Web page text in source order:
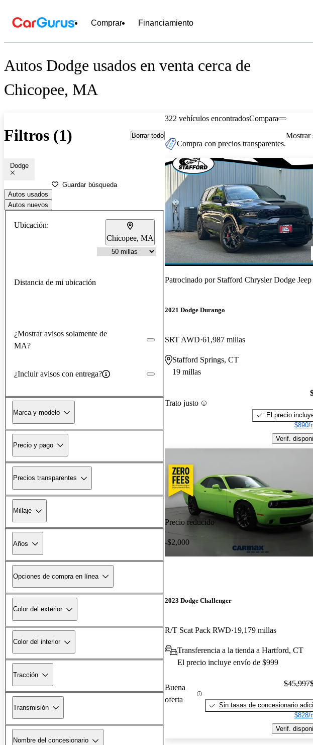
Comprar Financiamiento
Autos Dodge usados en venta cerca de
Chicopee, MA
Filtros (1) Borrar todo
Dodge
Guardar búsqueda
Autos usados
Autos nuevos
Ubicación:
Chicopee, MA
Distancia de mi ubicación
¿Mostrar avisos solamente de
MA?
¿Incluir avisos con entrega?
Marca y modelo
Precio y pago
Precios transparentes
Millaje
Años
Opciones de compra en línea
Color del exterior
Color del interior
Tracción
Transmisión
Nombre del concesionario
322 vehículos encontradosCompara
Compra con precios transparentes.
Mostrar
Patrocinado por Stafford Chrysler Dodge
2021 Dodge Durango
SRT AWD 61,987 millas
Stafford Springs, CT
19 millas
Trato justo
El precio
$890/
Verif.
Precio reducido
-$2,000
2023 Dodge Challenger
R/T Scat Pack RWD 19,179 millas
Transferencia a la tienda a Hartford, CT
El precio incluye envío de $999
Buena
oferta
$45,997
Sin tasas de concesionario
$828/
Verif.